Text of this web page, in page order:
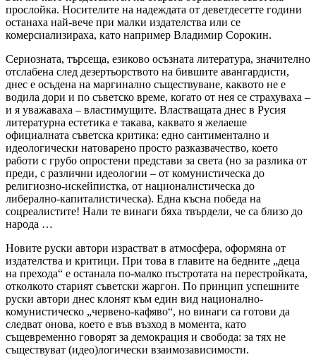
прослойка. Носителите на надеждата от деветдесетте години
останаха най-вече при малки издателства или се
комерсиализираха, като например Владимир Сорокин.
Сериозната, търсеща, езиково осъзната литература, значително
отслабена след дезертьорството на бившите авангардисти,
днес е осъдена на маргинално съществуване, каквото не е
водила дори и по съветско време, когато от нея се страхуваха –
и я уважаваха – властимущите. Властващата днес в Русия
литературна естетика е такава, каквато я желаеше
официалната съветска критика: едно сантиментално и
идеологически натоварено просто разказвачество, което
работи с грубо опростени представи за света (но за разлика от
преди, с различни идеологии – от комунистическа до
религиозно-искейпистка, от националистическа до
либерално-капиталистическа). Една късна победа на
соцреалистите! Нали те винаги бяха твърдели, че са близо до
народа …
Новите руски автори израстват в атмосфера, оформяна от
издателства и критици. При това в главите на бедните „деца
на прехода“ е останала по-малко пъстротата на перестройката,
отколкото старият съветски жаргон. По принцип успешните
руски автори днес клонят към един вид национално-
комунистическо „червено-кафяво“, но винаги са готови да
следват онова, което е във възход в момента, като
същевременно говорят за демокрация и свобода: за тях не
съществуват (идео)логически взаимозависимости.